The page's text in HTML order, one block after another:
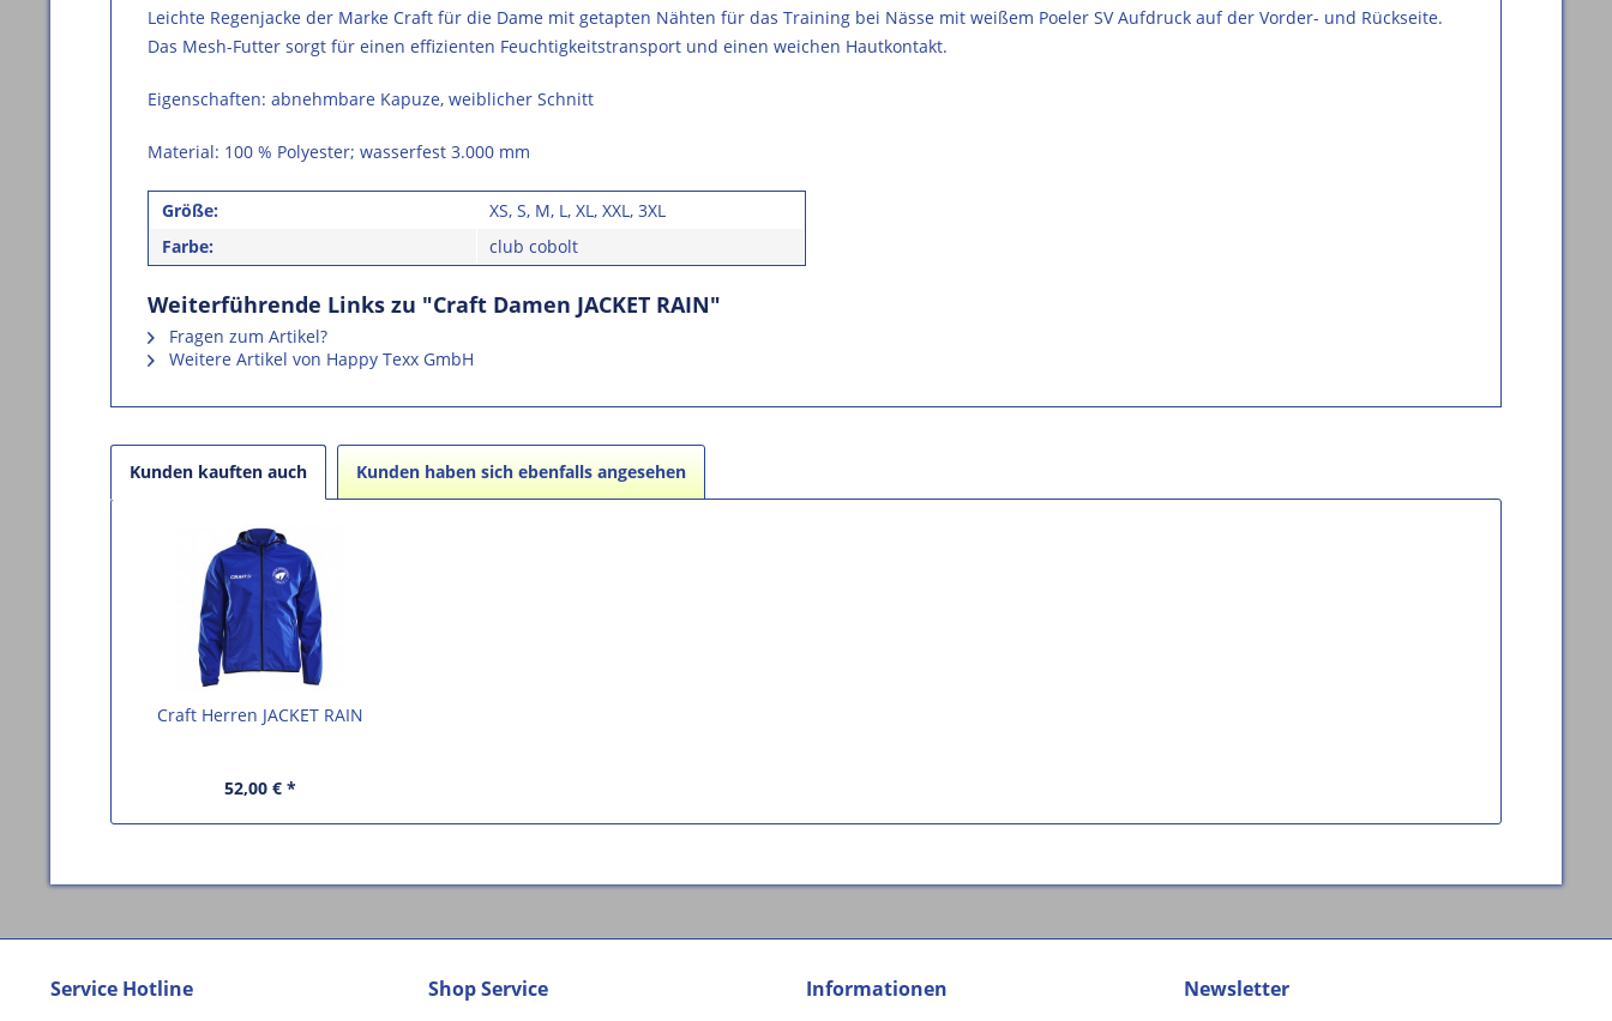
Leichte Regenjacke der Marke Craft für die Dame mit getapten Nähten für das Training bei Nässe mit weißem Poeler SV Aufdruck auf der Vorder- und Rückseite.
Das Mesh-Futter sorgt für einen effizienten Feuchtigkeitstransport und einen weichen Hautkontakt.
Eigenschaften: abnehmbare Kapuze, weiblicher Schnitt
Material: 100 % Polyester; wasserfest 3.000 mm
Größe:
XS, S, M, L, XL, XXL, 3XL
Farbe:
club cobolt
Weiterführende Links zu "Craft Damen JACKET RAIN"
Fragen zum Artikel?
Weitere Artikel von Happy Texx GmbH
Kunden kauften auch Kunden haben sich ebenfalls angesehen
Craft Herren JACKET RAIN
52,00 € *
Service Hotline Shop Service Informationen Newsletter